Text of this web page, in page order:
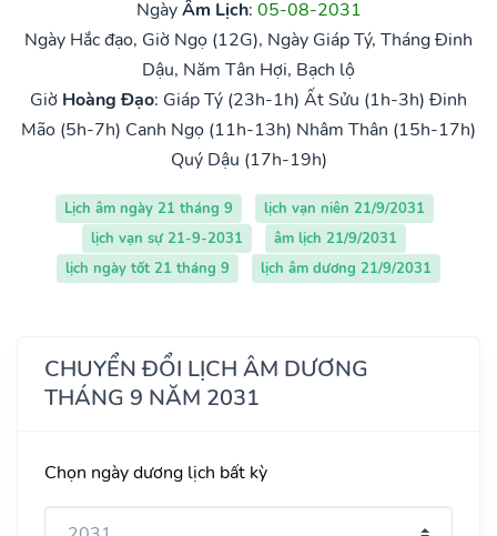
NgàyÂm Lịch: 05-08-2031
Ngày Hắc đạo, Giờ Ngọ (12G), Ngày Giáp Tý, Tháng Đinh
Dậu, Năm Tân Hợi, Bạch lộ
Giờ Hoàng Đạo: Giáp Tý (23h-1h) Ất Sửu (1h-3h) Đinh
Mão (5h-7h) Canh Ngọ (11h-13h) Nhâm Thân (15h-17h)
Quý Dậu (17h-19h)
Lịch âm ngày 21 tháng 9
lịch vạn niên 21/9/2031
lịch vạn sự 21-9-2031
âm lịch 21/9/2031
lịch ngày tốt 21 tháng 9
lịch âm dương 21/9/2031
CHUYỂN ĐỔI LỊCH ÂM DƯƠNG
THÁNG 9 NĂM 2031
Chọn ngày dương lịch bất kỳ